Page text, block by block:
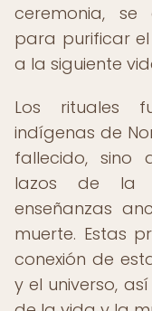
ceremonia, se
para purificar
a la siguiente
Los rituales
indígenas de
fallecido, sino
lazos de la
enseñanzas
muerte. Estas
conexión de
y el universo,